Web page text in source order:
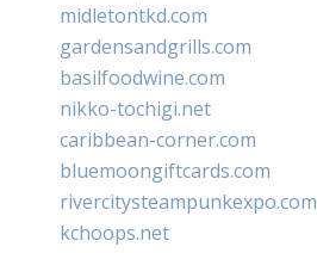
midletontkd.com
gardensandgrills.com
basilfoodwine.com
nikko-tochigi.net
caribbean-corner.com
bluemoongiftcards.com
rivercitysteampunkexpo.com
kchoops.net